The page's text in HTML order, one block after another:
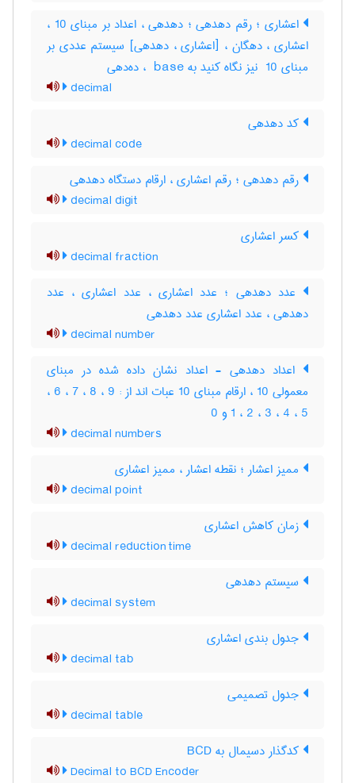
اعشاری ؛ رقم دهدهی ؛ دهدهی ، اعداد بر مبنای 10 ،
اعشاری ، دهگان ، [اعشاری ، دهدهی] سیستم عددی بر
مبنای ‎ 10 نیز نگاه کنید به ‎ base ، ده‌دهی
decimal
کد دهدهی
decimal code
رقم دهدهی ؛ رقم اعشاری ، ارقام دستگاه دهدهی
decimal digit
کسر اعشاری
decimal fraction
عدد دهدهی ؛ عدد اعشاری ، عدد اعشاری ، عدد
دهدهی ، عدد اعشاری عدد دهدهی
decimal number
اعداد دهدهی - اعداد نشان داده شده در مبنای
معمولی 10 ، ارقام مبنای 10 عبات اند از : 9 ، 8 ، 7 ، 6 ،
5 ، 4 ، 3 ، 2 ، 1 و 0
decimal numbers
ممیز اعشار ؛ نقطه اعشار ، ممیز اعشاری
decimal point
زمان کاهش اعشاری
decimal reduction time
سیستم دهدهی
decimal system
جدول بندی اعشاری
decimal tab
جدول تصمیمی
decimal table
کدگذار دسیمال به BCD‌
Decimal to BCD Encoder